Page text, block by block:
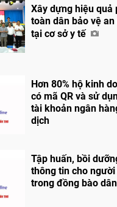
Xây dựng hiệu quả
toàn dân bảo vệ
tại cơ sở y tế
Hơn 80% hộ kinh
có mã QR và sử
tài khoản ngân
dịch
Tập huấn, bồi
thông tin cho
trong đồng bào